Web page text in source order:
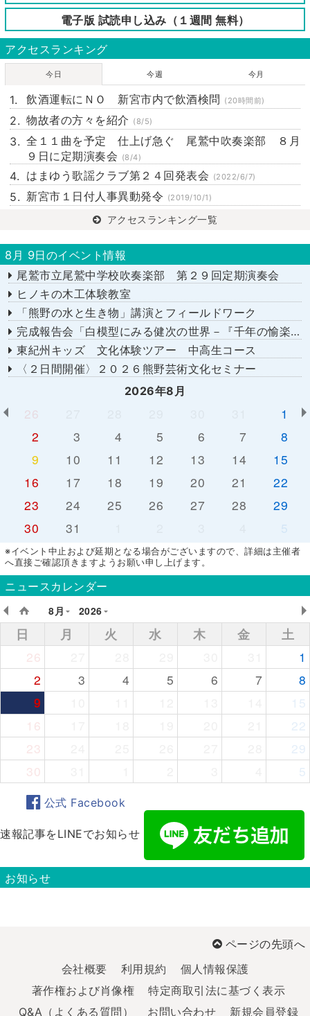
電子版 試読申し込み（１週間 無料）
アクセスランキング
今日 今週 今月
飲酒運転にＮＯ 新宮市内で飲酒検問 (20時間前)
物故者の方々を紹介 (8/5)
全１１曲を予定 仕上げ急ぐ 尾鷲中吹奏楽部 ８月
９日に定期演奏会 (8/4)
はまゆう歌謡クラブ第２４回発表会 (2022/6/7)
新宮市１日付人事異動発令 (2019/10/1)
アクセスランキング一覧
8月 9日のイベント情報
尾鷲市立尾鷲中学校吹奏楽部 第２９回定期演奏会
ヒノキの木工体験教室
「熊野の水と生き物」講演とフィールドワーク
完成報告会「白模型にみる健次の世界－『千年の愉楽』『奇蹟』より－」
東紀州キッズ 文化体験ツアー 中高生コース
〈２日間開催〉２０２６熊野芸術文化セミナー
2026年8月
26
1
2
3 4 5 6 7
8
9
10 11 12 13 14
15
16
17 18 19 20 21
22
23
24 25 26 27 28
29
30
31 5
※イベント中止および延期となる場合がございますので、詳細は主催者
へ直接ご確認頂きますようお願い申し上げます。
ニュースカレンダー
8月
2026
日 月 火 水 木 金
土
26
1
2
3 4 5 6 7
8
9
15
16
22
23
29
30
5
公式 Facebook
速報記事をLINEでお知らせ
お知らせ
ページの先頭へ
会社概要
利用規約
個人情報保護
著作権および肖像権
特定商取引法に基づく表示
Q&A（よくある質問）
お問い合わせ 新規会員登録